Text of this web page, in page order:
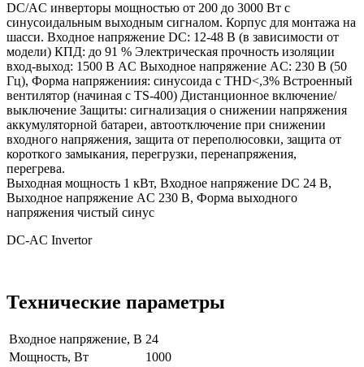
DC/AC инверторы мощностью от 200 до 3000 Вт с
синусоидальным выходным сигналом. Корпус для монтажа на
шасси. Входное напряжение DC: 12-48 В (в зависимости от
модели) КПД: до 91 % Электрическая прочность изоляции
вход-выход: 1500 В AC Выходное напряжение AC: 230 В (50
Гц), Форма напряжениия: синусоида с THD<,3% Встроенный
вентилятор (начиная с TS-400) Дистанционное включение/
выключение Защиты: сигнализация о снижении напряжения
аккумуляторной батареи, автоотключение при снижении
входного напряжения, защита от переполюсовки, защита от
короткого замыкания, перегрузки, перенапряжения,
перегрева.
Выходная мощность 1 кВт, Входное напряжение DC 24 В,
Выходное напряжение AC 230 В, Форма выходного
напряжения чистый синус
DC-AC Invertor
Технические параметры
Входное напряжение, В 24
Мощность, Вт
1000